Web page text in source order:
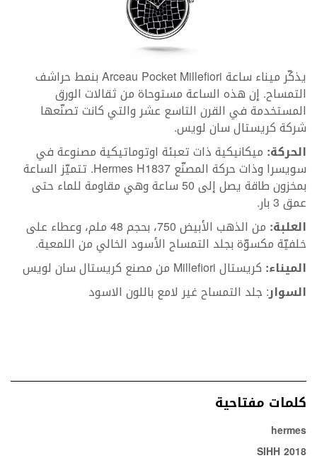
يذكّر ميناء ساعة Arceau Pocket Millefiori بنمط حراشف
التمساح. إن هذه الساعة مستوحاة من ثقالات الورق
المستخدمة في القرن التاسع عشر والتي كانت تصنّعها
شركة كريستال سان لويس.
الحركة: ميكانيكية ذات تعبئة اوتوماتيكية مصنوعة في
سويسرا وذات حركة المصنّع Hermes H1837. تتميّز الساعة
بمخزون طاقة يصل إلى 50 ساعة وهي مقاومة للماء حتى
عمق 3 بار.
العلبة:
من الذهب الأبيض 750، بحجم 48 ملم، وعطاء على
خلفيّة مكسوّة بجلد التمساح الأسود الخالي من اللمعية.
الميناء: كريستال Millefiori من مصنع كريستال سان لويس
السوار: جلد التمساح غير لامع باللون الاسود
كلمات مفتاحية
hermes
SIHH 2018